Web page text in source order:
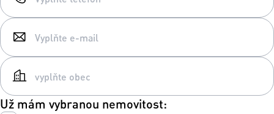
Už mám vybranou nemovitost: